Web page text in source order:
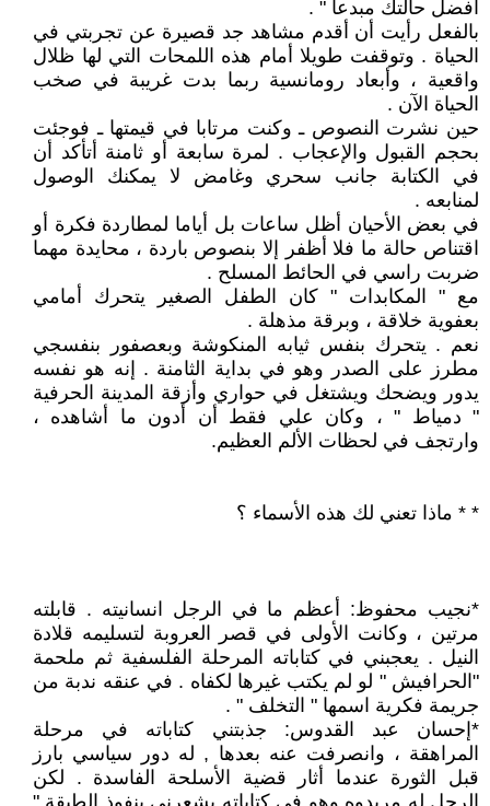
أفضل حالتك مبدعا " .
بالفعل رأيت أن أقدم مشاهد جد قصيرة عن تجربتي في
الحياة . وتوقفت طويلا أمام هذه اللمحات التي لها ظلال
واقعية ، وأبعاد رومانسية ربما بدت غريبة في صخب
الحياة الآن .
حين نشرت النصوص ـ وكنت مرتابا في قيمتها ـ فوجئت
بحجم القبول والإعجاب . لمرة سابعة أو ثامنة أتأكد أن
في الكتابة جانب سحري وغامض لا يمكنك الوصول
لمنابعه .
في بعض الأحيان أظل ساعات بل أياما لمطاردة فكرة أو
اقتناص حالة ما فلا أظفر إلا بنصوص باردة ، محايدة مهما
ضربت راسي في الحائط المسلح .
مع " المكابدات " كان الطفل الصغير يتحرك أمامي
بعفوية خلاقة ، وبرقة مذهلة .
نعم . يتحرك بنفس ثيابه المنكوشة وبعصفور بنفسجي
مطرز على الصدر وهو في بداية الثامنة . إنه هو نفسه
يدور ويضحك ويشتغل في حواري وأزقة المدينة الحرفية
" دمياط " ، وكان علي فقط أن أدون ما أشاهده ،
وارتجف في لحظات الألم العظيم.
* * ماذا تعني لك هذه الأسماء ؟
*نجيب محفوظ: أعظم ما في الرجل انسانيته . قابلته
مرتين ، وكانت الأولى في قصر العروبة لتسليمه قلادة
النيل . يعجبني في كتاباته المرحلة الفلسفية ثم ملحمة
"الحرافيش " لو لم يكتب غيرها لكفاه . في عنقه ندبة من
جريمة فكرية اسمها " التخلف " .
*إحسان عبد القدوس: جذبتني كتاباته في مرحلة
المراهقة ، وانصرفت عنه بعدها , له دور سياسي بارز
قبل الثورة عندما أثار قضية الأسلحة الفاسدة . لكن